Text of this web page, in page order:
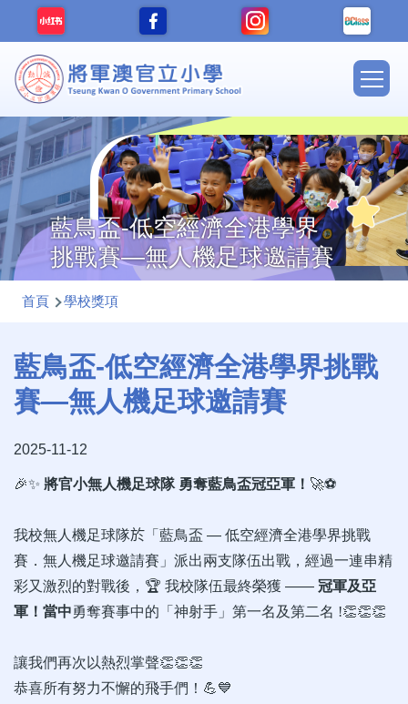
移至主內容
Main
藍鳥盃-低空經濟全港學界
挑戰賽—無人機足球邀請賽
導
連
結
首頁 學校獎項
藍鳥盃-低空經濟全港學界挑戰
賽—無人機足球邀請賽
2025-11-12
🎉✨ 將官小無人機足球隊 勇奪藍鳥盃冠亞軍！ 🚀⚽️
我校無人機足球隊於 「藍鳥盃 — 低空經濟全港學界挑戰
賽．無人機足球邀請賽」派出兩支隊伍出戰，經過一連串精
彩又激烈的對戰後， 🏆 我校隊伍最終榮獲 —— 冠軍及亞
軍！當中勇奪賽事中的「神射手」第一名及第二名 !👏👏👏
讓我們再次以熱烈掌聲👏👏👏
恭喜所有努力不懈的飛手們！ 💪💙